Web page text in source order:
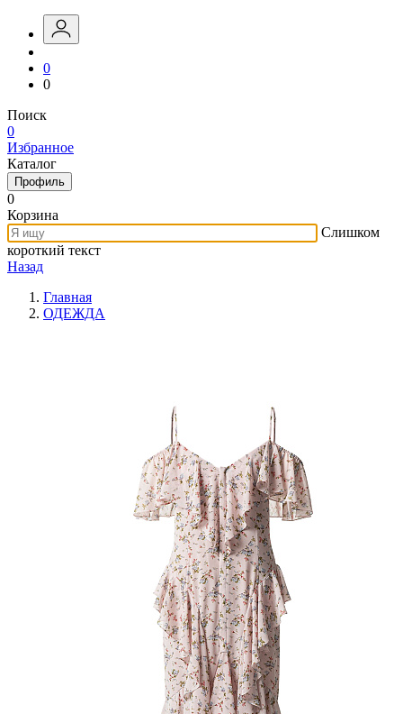
0
0
Поиск
0
Избранное
Каталог
Профиль
0
Корзина
Слишком
короткий текст
Назад
Главная
ОДЕЖДА